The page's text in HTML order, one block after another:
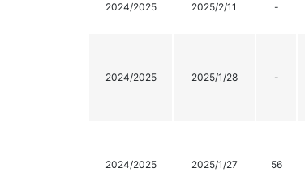
2024/2025 2025/2/11 -
2024/2025 2025/1/28 -
2024/2025 2025/1/27 56